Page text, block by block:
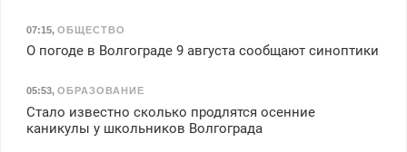
07:15, ОБЩЕСТВО
О погоде в Волгограде 9 августа сообщают синоптики
05:53, ОБРАЗОВАНИЕ
Стало известно сколько продлятся осенние
каникулы у школьников Волгограда